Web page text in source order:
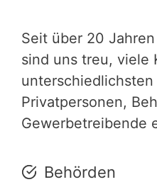
Seit über 20
sind uns treu, viele
unterschiedlichsten
Privatpersonen,
Gewerbetreibende
Behörden